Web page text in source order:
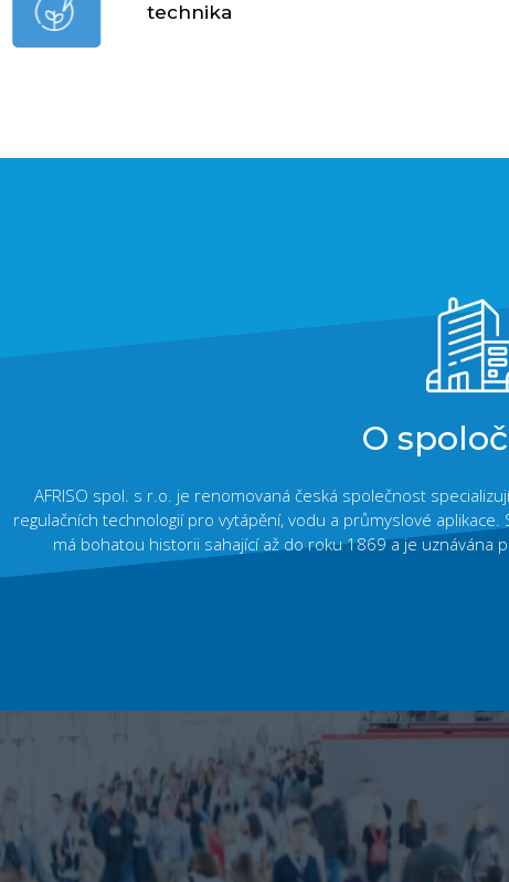
technika
O
AFRISO spol. s r.o. je renomovaná česká společnost
regulačních technologií pro vytápění, vodu a průmyslové
má bohatou historii sahající až do roku 1869 a je uznávána